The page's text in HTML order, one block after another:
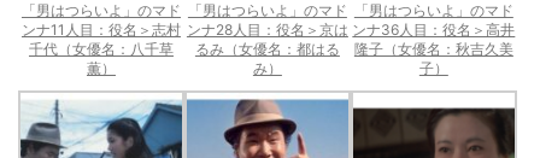
「男はつらいよ」のマド
ンナ11人目：役名＞志村
千代（女優名：八千草
薫）
「男はつらいよ」のマド
ンナ28人目：役名＞京は
るみ（女優名：都はる
み）
「男はつらいよ」のマド
ンナ36人目：役名＞高井
隆子（女優名：秋吉久美
子）